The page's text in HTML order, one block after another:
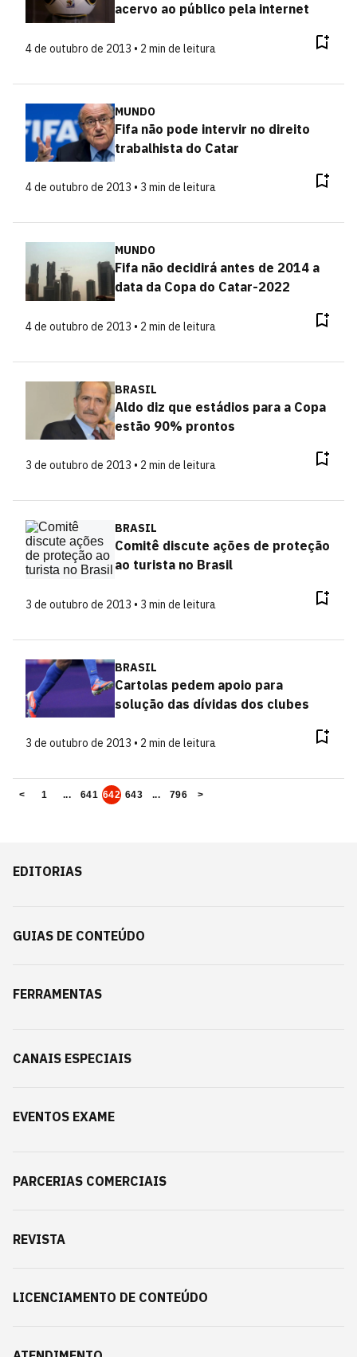
acervo ao público pela internet
4 de outubro de 2013 • 2 min de leitura
MUNDO
Fifa não pode intervir no direito
trabalhista do Catar
4 de outubro de 2013 • 3 min de leitura
MUNDO
Fifa não decidirá antes de 2014 a
data da Copa do Catar-2022
4 de outubro de 2013 • 2 min de leitura
BRASIL
Aldo diz que estádios para a Copa
estão 90% prontos
3 de outubro de 2013 • 2 min de leitura
BRASIL
Comitê discute ações de proteção
ao turista no Brasil
3 de outubro de 2013 • 3 min de leitura
BRASIL
Cartolas pedem apoio para
solução das dívidas dos clubes
3 de outubro de 2013 • 2 min de leitura
< 1 ... 641 642 643 ... 796 >
EDITORIAS
GUIAS DE CONTEÚDO
FERRAMENTAS
CANAIS ESPECIAIS
EVENTOS EXAME
PARCERIAS COMERCIAIS
REVISTA
LICENCIAMENTO DE CONTEÚDO